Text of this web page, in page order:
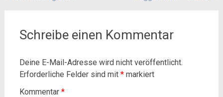
Schreibe einen Kommentar
Deine E-Mail-Adresse wird nicht veröffentlicht.
Erforderliche Felder sind mit *markiert
Kommentar *